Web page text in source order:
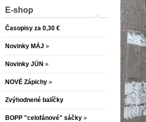
E-shop
Časopisy za 0,30 €
Novinky MÁJ »
Novinky JÚN »
NOVÉ Zápichy »
Zvýhodnené balíčky
BOPP "celofánové" sáčky »